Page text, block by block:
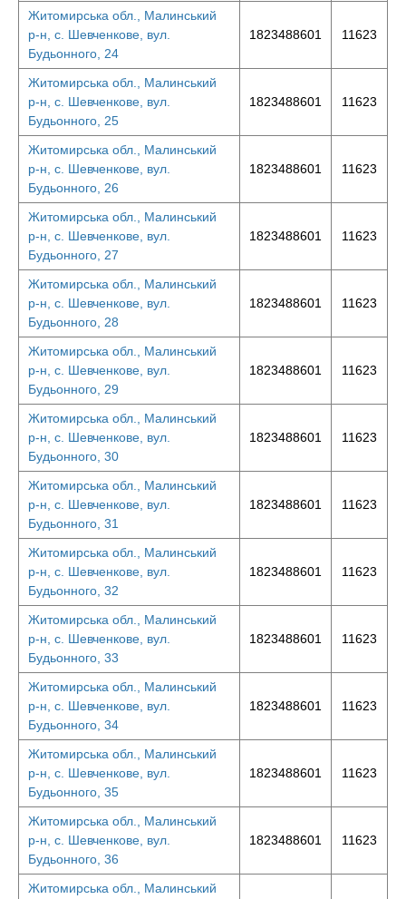
Житомирська обл., Малинський
р-н, с. Шевченкове, вул.
Будьонного, 24
1823488601 11623
Житомирська обл., Малинський
р-н, с. Шевченкове, вул.
Будьонного, 25
1823488601 11623
Житомирська обл., Малинський
р-н, с. Шевченкове, вул.
Будьонного, 26
1823488601 11623
Житомирська обл., Малинський
р-н, с. Шевченкове, вул.
Будьонного, 27
1823488601 11623
Житомирська обл., Малинський
р-н, с. Шевченкове, вул.
Будьонного, 28
1823488601 11623
Житомирська обл., Малинський
р-н, с. Шевченкове, вул.
Будьонного, 29
1823488601 11623
Житомирська обл., Малинський
р-н, с. Шевченкове, вул.
Будьонного, 30
1823488601 11623
Житомирська обл., Малинський
р-н, с. Шевченкове, вул.
Будьонного, 31
1823488601 11623
Житомирська обл., Малинський
р-н, с. Шевченкове, вул.
Будьонного, 32
1823488601 11623
Житомирська обл., Малинський
р-н, с. Шевченкове, вул.
Будьонного, 33
1823488601 11623
Житомирська обл., Малинський
р-н, с. Шевченкове, вул.
Будьонного, 34
1823488601 11623
Житомирська обл., Малинський
р-н, с. Шевченкове, вул.
Будьонного, 35
1823488601 11623
Житомирська обл., Малинський
р-н, с. Шевченкове, вул.
Будьонного, 36
1823488601 11623
Житомирська обл., Малинський